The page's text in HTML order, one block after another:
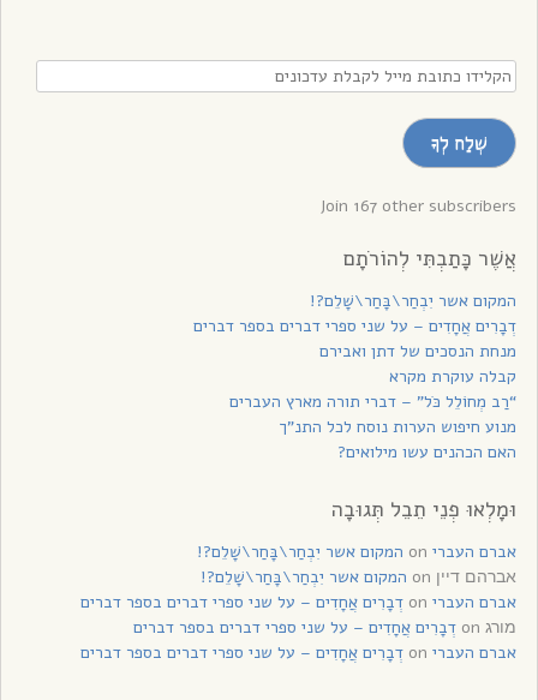
הקלידו
כתובת
מייל
לקבלת
עדכונים
שְׁלַח לְךָ
Join 167 other subscribers
אֲשֶׁר כָּתַבְתִּי לְהוֹרֹתָם
המקום אשר יִבְחַר\בָּחַר\שָׁלֵם?!
דְבָרִים אֲחָדִים – על שני ספרי דברים בספר דברים
מנחת הנסכים של דתן ואבירם
קבלה עוקרת מקרא
“רַב מְחוֹלֵל כֹּל” – דברי תורה מארץ העברים
מנוע חיפוש הערות נוסח לכל התנ”ך
האם הכהנים עשו מילואים?
וּמָלְאוּ פְנֵי תֵבֵל תְּגוּבָה
אברם העברי המקום אשר יִבְחַר\בָּחַר\שָׁלֵם?!
אברהם דיין
המקום אשר יִבְחַר\בָּחַר\שָׁלֵם?!
אברם העברי
דְבָרִים אֲחָדִים – על שני ספרי דברים בספר דברים
מורג
דְבָרִים אֲחָדִים – על שני ספרי דברים בספר דברים
אברם העברי
דְבָרִים אֲחָדִים – על שני ספרי דברים בספר דברים